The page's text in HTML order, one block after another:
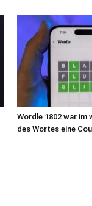
Wordle 1802 war im
des Wortes eine